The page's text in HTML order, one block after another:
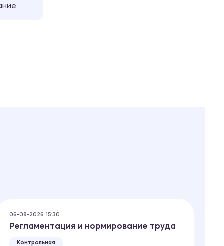
06-08-2026 15:30
Регламентация и нормирование труда
Контрольная